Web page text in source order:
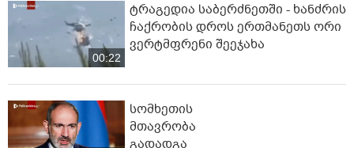
00:22
ტრაგედია საბერძნეთში - ხანძრის
ჩაქრობის დროს ერთმანეთს ორი
ვერტმფრენი შეეჯახა
სომხეთის
მთავრობა
გადადგა